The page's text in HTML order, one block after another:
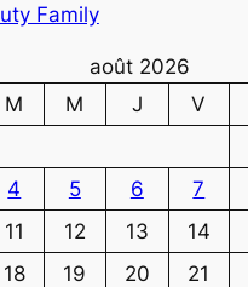
Family
août 2026
M M J V
4 5 6 7
11 12 13 14
18 19 20 21